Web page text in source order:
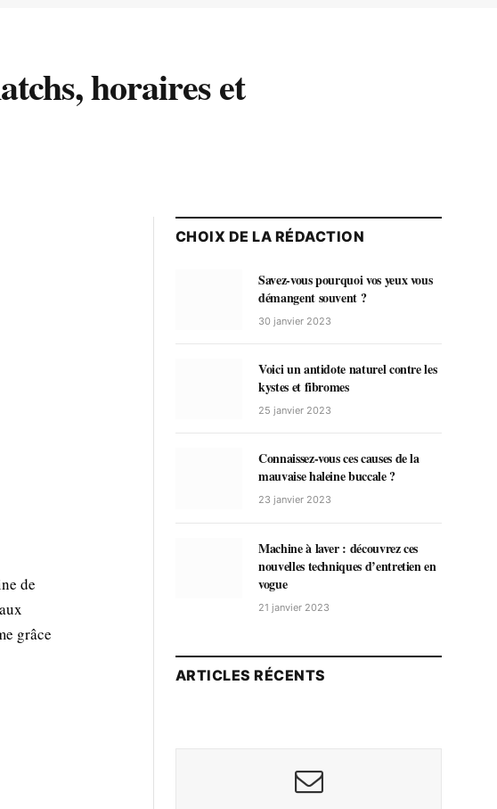
horaires et
de
grâce
CHOIX DE LA RÉDACTION
Savez-vous pourquoi vos yeux vous
démangent souvent ?
30 janvier 2023
Voici un antidote naturel contre les
kystes et fibromes
25 janvier 2023
Connaissez-vous ces causes de la
mauvaise haleine buccale ?
23 janvier 2023
Machine à laver : découvrez ces
nouvelles techniques d’entretien en
vogue
21 janvier 2023
ARTICLES RÉCENTS